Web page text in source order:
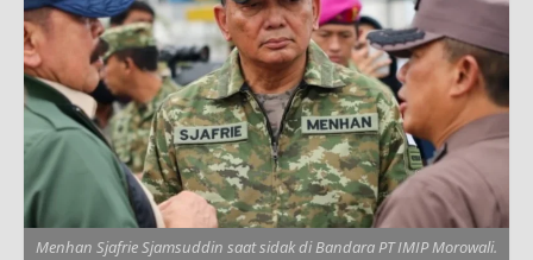
Menhan Sjafrie Sjamsuddin saat sidak di Bandara PT IMIP Morowali.